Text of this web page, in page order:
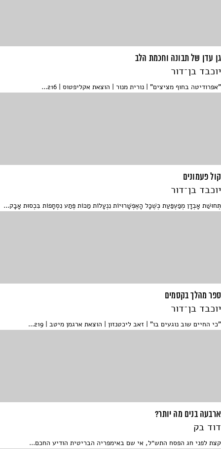
גן עדן של תבונה וחכמת הלב
יוכבד בן־דור
"אפרודיטה בחוף מציצים" | נורית מנור | הוצאת אקליפטוס | 216...
קול פעמונים
יוכבד בן־דור
תְּחוּשַׁת אָבְדָן מְפַעְפַּעַת כְּשֶׁכָּל הָאֶפְשָׁרוּיוֹת נִנְעָלוֹת מַכּוֹת פֶּתַע נִסְחָפוֹת בִּכְסוּת אָבָק...
ספר מהלך בקסמים
יוכבד בן־דור
"כי החיים שוב נוגעים בו" | זאב ליכטנזון | הוצאת ארגמן מיטב | 219...
ארבעה בנים מה יותר?
דוד בק
קצת לפני חג הפסח התש״ל, אי שם באימפריה הבריטית הודיע החכם...